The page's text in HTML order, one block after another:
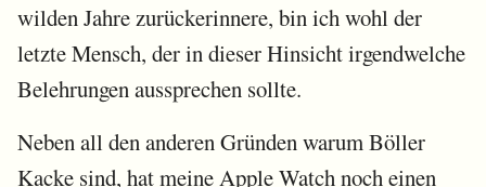
wilden Jahre zurückerinnere, bin ich wohl der
letzte Mensch, der in dieser Hinsicht irgendwelche
Belehrungen aussprechen sollte.
Neben all den anderen Gründen warum Böller
Kacke sind, hat meine Apple Watch noch einen